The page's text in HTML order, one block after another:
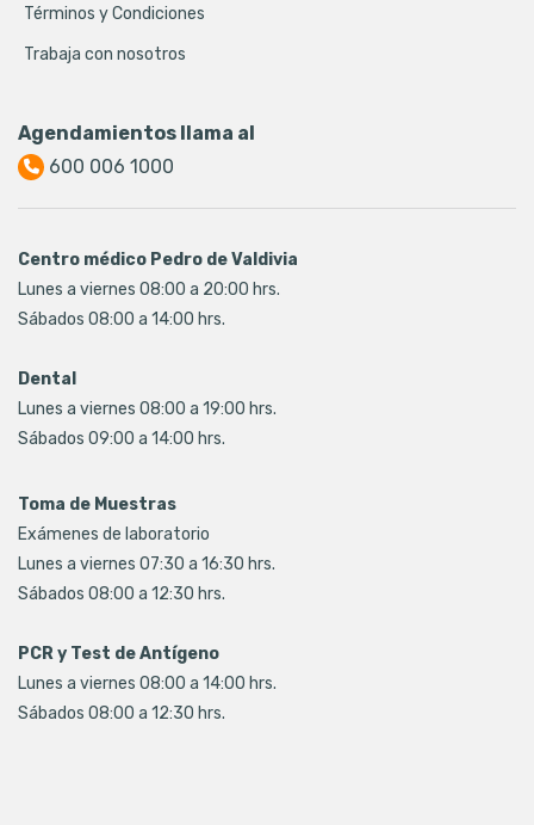
Términos y Condiciones
Trabaja con nosotros
Agendamientos llama al
600 006 1000
Centro médico Pedro de Valdivia
Lunes a viernes 08:00 a 20:00 hrs.
Sábados 08:00 a 14:00 hrs.
Dental
Lunes a viernes 08:00 a 19:00 hrs.
Sábados 09:00 a 14:00 hrs.
Toma de Muestras
Exámenes de laboratorio
Lunes a viernes 07:30 a 16:30 hrs.
Sábados 08:00 a 12:30 hrs.
PCR y Test de Antígeno
Lunes a viernes 08:00 a 14:00 hrs.
Sábados 08:00 a 12:30 hrs.